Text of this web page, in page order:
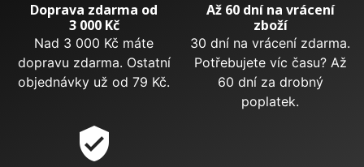
Doprava zdarma od
3 000 Kč
Nad 3 000 Kč máte
dopravu zdarma. Ostatní
objednávky už od 79 Kč.
Až 60 dní na vrácení
zboží
30 dní na vrácení zdarma.
Potřebujete víc času? Až
60 dní za drobný
poplatek.
verified_user